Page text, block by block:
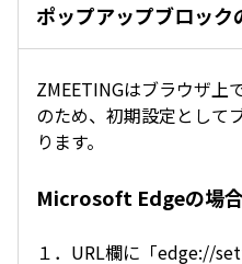
ポップアップブロック
ZMEETINGはブラウザ上
のため、初期設定として
ります。
Microsoft Edgeの場合
１．URL欄に「edge://